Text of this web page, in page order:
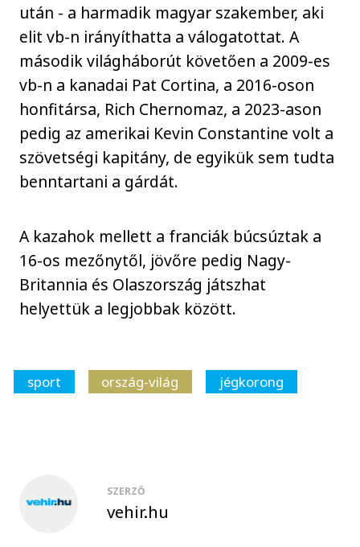
után - a harmadik magyar szakember, aki
elit vb-n irányíthatta a válogatottat. A
második világháborút követően a 2009-es
vb-n a kanadai Pat Cortina, a 2016-oson
honfitársa, Rich Chernomaz, a 2023-ason
pedig az amerikai Kevin Constantine volt a
szövetségi kapitány, de egyikük sem tudta
benntartani a gárdát.
A kazahok mellett a franciák búcsúztak a
16-os mezőnytől, jövőre pedig Nagy-
Britannia és Olaszország játszhat
helyettük a legjobbak között.
sport ország-világ jégkorong
SZERZŐ
vehir.hu